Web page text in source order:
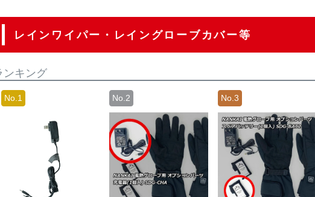
レインワイパー・レイングローブカバー等
ンキング